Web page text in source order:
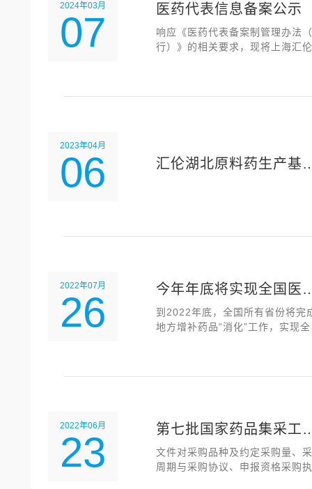
2024年03月
07 医药代表信息备案公示
响应《医药代表备案制管理办法
行）》的相关要求，现将上海汇
2023年04月
06
汇伦湖北原料药生产基
2022年07月
26
今年年底将实现全国医
用药范围基本统一
到2022年底，全国所有省份将完
地方增补药品“消化”工作，实现
2022年06月
23
第七批国家药品集采工
启动 拟于7月上旬开标
文件对采购品种及约定采购量、
周期与采购协议、申报资格采购